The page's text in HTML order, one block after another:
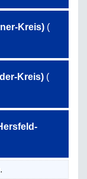
Kreis) (
Kreis) (